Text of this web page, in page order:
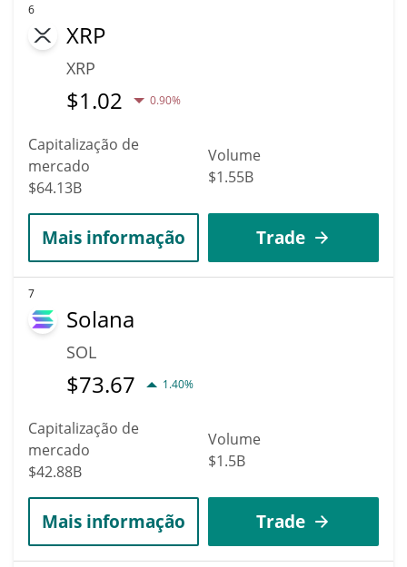
6
XRP
XRP
$1.02 0.90%
Capitalização de
mercado
$64.13B
Volume
$1.55B
Mais informação Trade
7
Solana
SOL
$73.67 1.40%
Capitalização de
mercado
$42.88B
Volume
$1.5B
Mais informação Trade